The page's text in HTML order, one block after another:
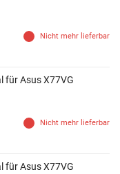
Nicht mehr lieferbar
für Asus X77VG
Nicht mehr lieferbar
für Asus X77VG